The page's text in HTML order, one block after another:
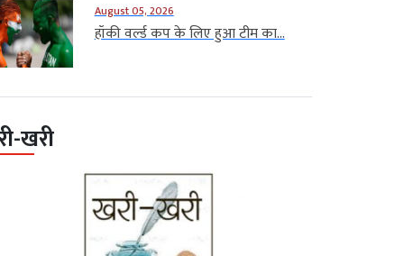
August 05, 2026
हॉकी वर्ल्ड कप के लिए हुआ टीम का...
खरी